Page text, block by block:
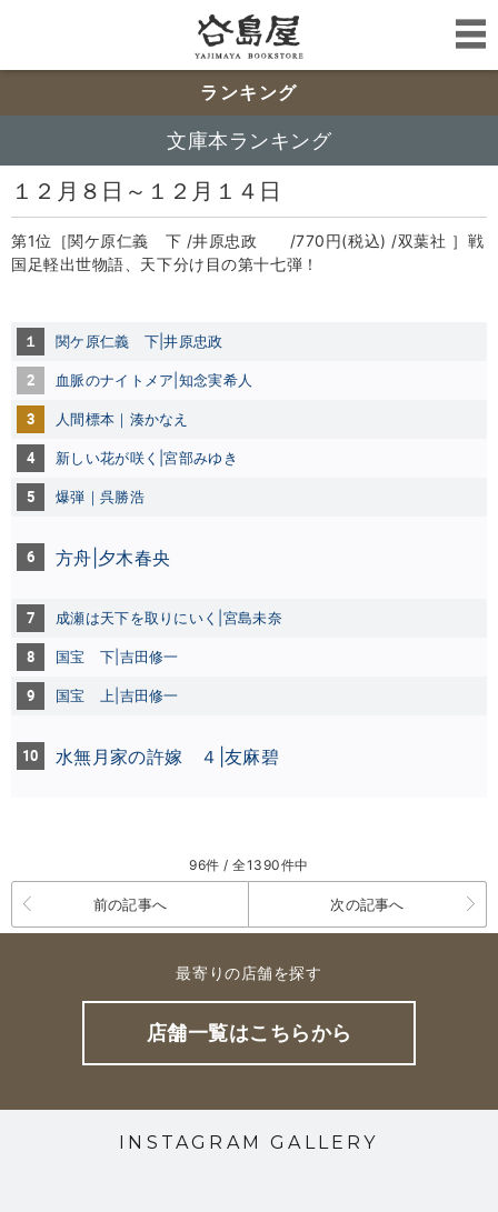
ランキング
文庫本ランキング
１２月８日～１２月１４日
第1位［関ケ原仁義 下 /井原忠政 /770円(税込) /双葉社 ］戦
国足軽出世物語、天下分け目の第十七弾！
１ 関ケ原仁義 下|井原忠政
2 血脈のナイトメア|知念実希人
3 人間標本｜湊かなえ
4 新しい花が咲く|宮部みゆき
5 爆弾｜呉勝浩
6 方舟|夕木春央
7 成瀬は天下を取りにいく|宮島未奈
8 国宝 下|吉田修一
9 国宝 上|吉田修一
10 水無月家の許嫁 ４|友麻碧
96件 / 全1390件中
前の記事へ 次の記事へ
最寄りの店舗を探す
店舗一覧はこちらから
INSTAGRAM GALLERY